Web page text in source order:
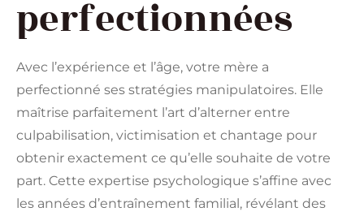
perfectionnées
Avec l’expérience et l’âge, votre mère a
perfectionné ses stratégies manipulatoires. Elle
maîtrise parfaitement l’art d’alterner entre
culpabilisation, victimisation et chantage pour
obtenir exactement ce qu’elle souhaite de votre
part. Cette expertise psychologique s’affine avec
les années d’entraînement familial, révélant des